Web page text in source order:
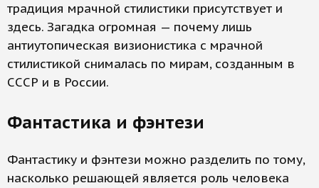
традиция мрачной стилистики присутствует и
здесь. Загадка огромная — почему лишь
антиутопическая визионистика с мрачной
стилистикой снималась по мирам, созданным в
СССР и в России.
Фантастика и фэнтези
Фантастику и фэнтези можно разделить по тому,
насколько решающей является роль человека